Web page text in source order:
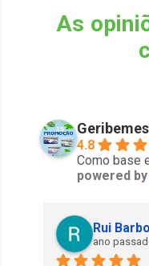
As
4.8
Como base
powered by
Rui
ano